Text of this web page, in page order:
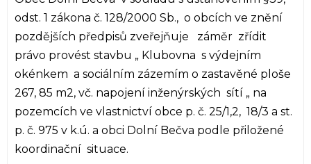
odst. 1 zákona č. 128/2000 Sb., o obcích ve znění
pozdějších předpisů zveřejňuje záměr zřídit
právo provést stavbu „ Klubovna s výdejním
okénkem a sociálním zázemím o zastavěné ploše
267, 85 m2, vč. napojení inženýrských sítí „ na
pozemcích ve vlastnictví obce p. č. 25/1,2, 18/3 a st.
p. č. 975 v k.ú. a obci Dolní Bečva podle přiložené
koordinační situace.